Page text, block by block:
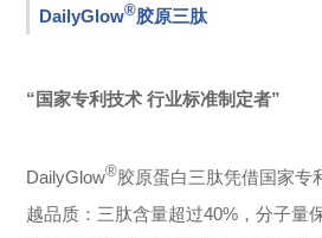
DailyGlow®胶原三肽
“国家专利技术 行业标准制定者”
DailyGlow®胶原蛋白三肽凭借国家专
越品质：三肽含量超过40%，分子量